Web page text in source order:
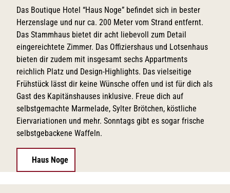
Das Boutique Hotel “Haus Noge” befindet sich in bester
Herzenslage und nur ca. 200 Meter vom Strand entfernt.
Das Stammhaus bietet dir acht liebevoll zum Detail
eingereichtete Zimmer. Das Offiziershaus und Lotsenhaus
bieten dir zudem mit insgesamt sechs Appartments
reichlich Platz und Design-Highlights. Das vielseitige
Frühstück lässt dir keine Wünsche offen und ist für dich als
Gast des Kapitänshauses inklusive. Freue dich auf
selbstgemachte Marmelade, Sylter Brötchen, köstliche
Eiervariationen und mehr. Sonntags gibt es sogar frische
selbstgebackene Waffeln.
Haus Noge